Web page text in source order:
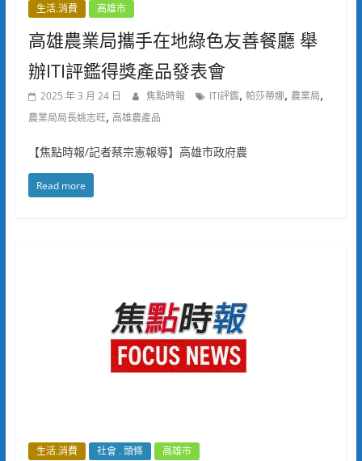
生活.消費 高雄市
高雄農業局攜手在地綠色友善餐廳 舉
辦ITI評鑑得獎產品發表會
2025 年 3 月 24 日 焦點時報 ITI評鑑, 帕莎蒂娜, 農業局,
農業局局長姚志旺, 高雄農產品
【焦點時報/記者蔡宗憲報導】高雄市政府農
Read more
生活.消費 社會 . 頭條 高雄市